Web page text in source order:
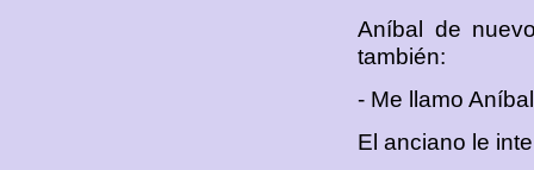
Aníbal de
también:
- Me llamo
El anciano le